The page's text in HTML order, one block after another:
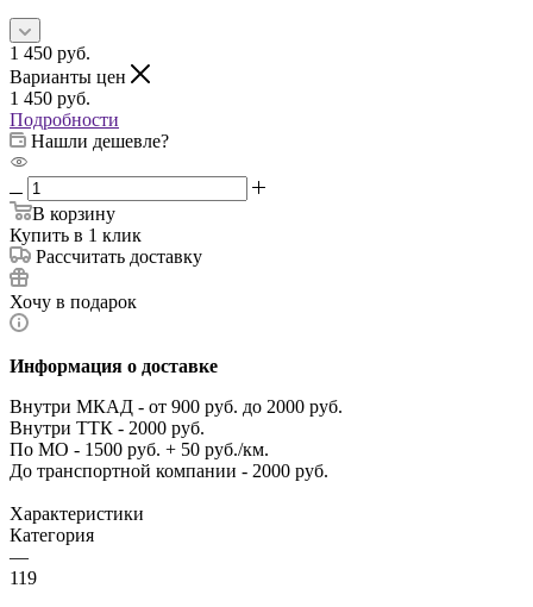
1 450 руб.
Варианты цен
1 450 руб.
Подробности
Нашли дешевле?
В корзину
Купить в 1 клик
Рассчитать доставку
Хочу в подарок
Информация о доставке
Внутри МКАД - от 900 руб. до 2000 руб.
Внутри ТТК - 2000 руб.
По МО - 1500 руб. + 50 руб./км.
До транспортной компании - 2000 руб.
Характеристики
Категория
—
119